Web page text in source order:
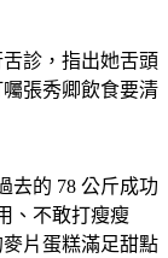
診，指出她舌頭
張秀卿飲食要清
去的 78 公斤成功
、不敢打瘦瘦
片蛋糕滿足甜點